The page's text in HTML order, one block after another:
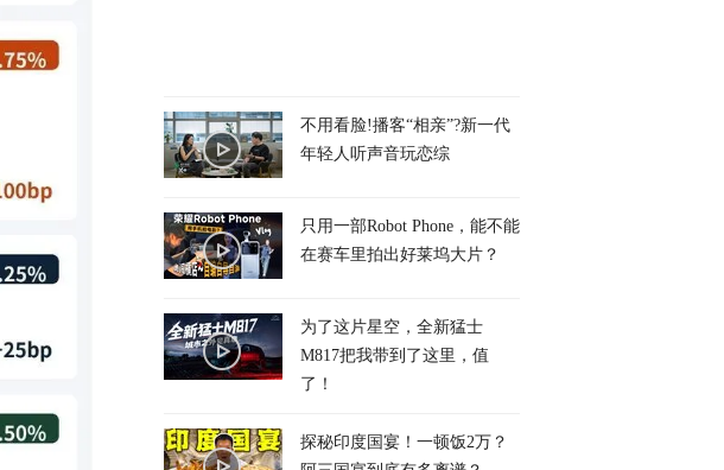
不用看脸!播客“相亲”?新一代
年轻人听声音玩恋综
只用一部Robot Phone，能不能
在赛车里拍出好莱坞大片？
为了这片星空，全新猛士
M817把我带到了这里，值
了！
探秘印度国宴！一顿饭2万？